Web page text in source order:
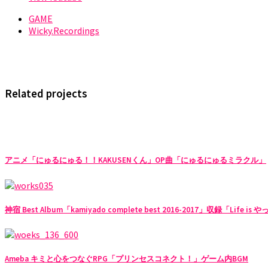
GAME
Wicky.Recordings
Related projects
アニメ「にゅるにゅる！！KAKUSENくん」OP曲「にゅるにゅるミラクル」
神宿 Best Album「kamiyado complete best 2016-2017」収録「Life is や
Ameba キミと心をつなぐRPG「プリンセスコネクト！」ゲーム内BGM